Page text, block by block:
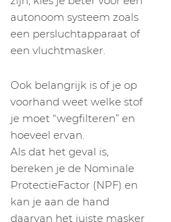
autonoom systeem zoals
een persluchtapparaat of
een vluchtmasker.
Ook belangrijk is of je op
voorhand weet welke stof
je moet “wegfilteren” en
hoeveel ervan.
Als dat het geval is,
bereken je de Nominale
ProtectieFactor (NPF) en
kan je aan de hand
daarvan het juiste masker